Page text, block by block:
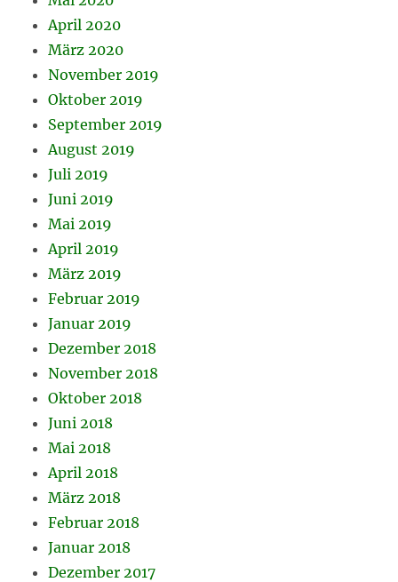
April 2020
März 2020
November 2019
Oktober 2019
September 2019
August 2019
Juli 2019
Juni 2019
Mai 2019
April 2019
März 2019
Februar 2019
Januar 2019
Dezember 2018
November 2018
Oktober 2018
Juni 2018
Mai 2018
April 2018
März 2018
Februar 2018
Januar 2018
Dezember 2017